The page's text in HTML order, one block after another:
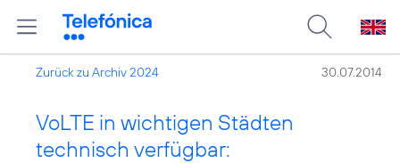
Zurück zu Archiv 2024 30.07.2014
VoLTE in wichtigen Städten
technisch verfügbar: